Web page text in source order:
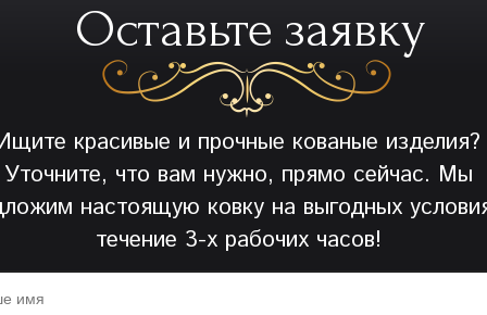
Оставьте заявку
красивые и прочные кованые изделия?
Уточните, что вам нужно, прямо сейчас. Мы
настоящую ковку на выгодных
течение 3-х рабочих часов!